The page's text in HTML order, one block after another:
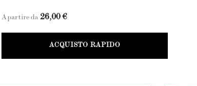
A partire da 26,00 €
ACQUISTO RAPIDO